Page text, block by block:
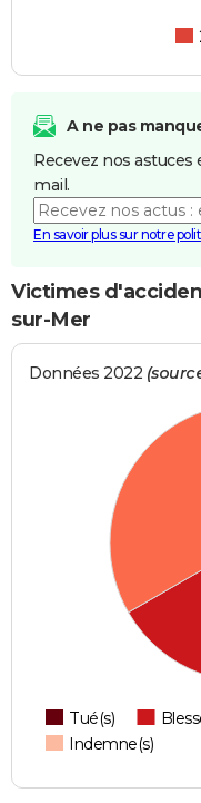
A ne pas
Recevez nos
mail.
En savoir plus sur notre
Victimes
sur-Mer
Données 2022
Tué(s)
Indemne(s)